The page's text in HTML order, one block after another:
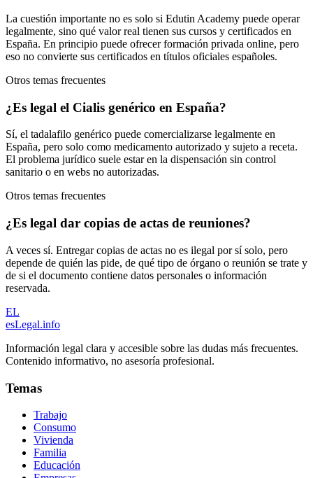
La cuestión importante no es solo si Edutin Academy puede operar
legalmente, sino qué valor real tienen sus cursos y certificados en
España. En principio puede ofrecer formación privada online, pero
eso no convierte sus certificados en títulos oficiales españoles.
Otros temas frecuentes
¿Es legal el Cialis genérico en España?
Sí, el tadalafilo genérico puede comercializarse legalmente en
España, pero solo como medicamento autorizado y sujeto a receta.
El problema jurídico suele estar en la dispensación sin control
sanitario o en webs no autorizadas.
Otros temas frecuentes
¿Es legal dar copias de actas de reuniones?
A veces sí. Entregar copias de actas no es ilegal por sí solo, pero
depende de quién las pide, de qué tipo de órgano o reunión se trate y
de si el documento contiene datos personales o información
reservada.
EL
esLegal.info
Información legal clara y accesible sobre las dudas más frecuentes.
Contenido informativo, no asesoría profesional.
Temas
Trabajo
Consumo
Vivienda
Familia
Educación